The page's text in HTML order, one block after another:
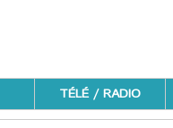
TÉLÉ / RADIO